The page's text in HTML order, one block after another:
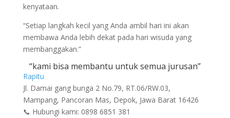
kenyataan.
“Setiap langkah kecil yang Anda ambil hari ini akan
membawa Anda lebih dekat pada hari wisuda yang
membanggakan.”
“kami bisa membantu untuk semua jurusan”
Rapitu
Jl. Damai gang bunga 2 No.79, RT.06/RW.03,
Mampang, Pancoran Mas, Depok, Jawa Barat 16426
📞 Hubungi kami: 0898 6851 381